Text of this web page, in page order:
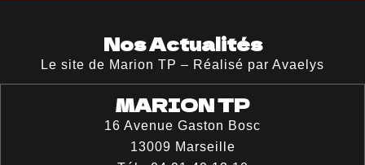
Nos Actualités
Le site de Marion TP – Réalisé par Avaelys
MARION TP
16 Avenue Gaston Bosc
13009 Marseille